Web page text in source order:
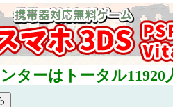
ターはトータル11920